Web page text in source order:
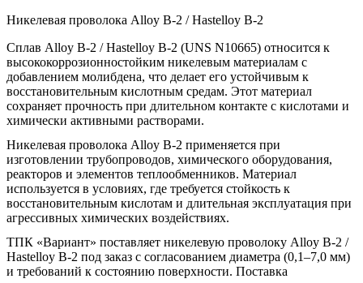
Никелевая проволока Alloy B‑2 / Hastelloy B‑2
Сплав Alloy B‑2 / Hastelloy B‑2 (UNS N10665) относится к
высококоррозионностойким никелевым материалам с
добавлением молибдена, что делает его устойчивым к
восстановительным кислотным средам. Этот материал
сохраняет прочность при длительном контакте с кислотами и
химически активными растворами.
Никелевая проволока Alloy B‑2 применяется при
изготовлении трубопроводов, химического оборудования,
реакторов и элементов теплообменников. Материал
используется в условиях, где требуется стойкость к
восстановительным кислотам и длительная эксплуатация при
агрессивных химических воздействиях.
ТПК «Вариант» поставляет никелевую проволоку Alloy B‑2 /
Hastelloy B‑2 под заказ с согласованием диаметра (0,1–7,0 мм)
и требований к состоянию поверхности. Поставка